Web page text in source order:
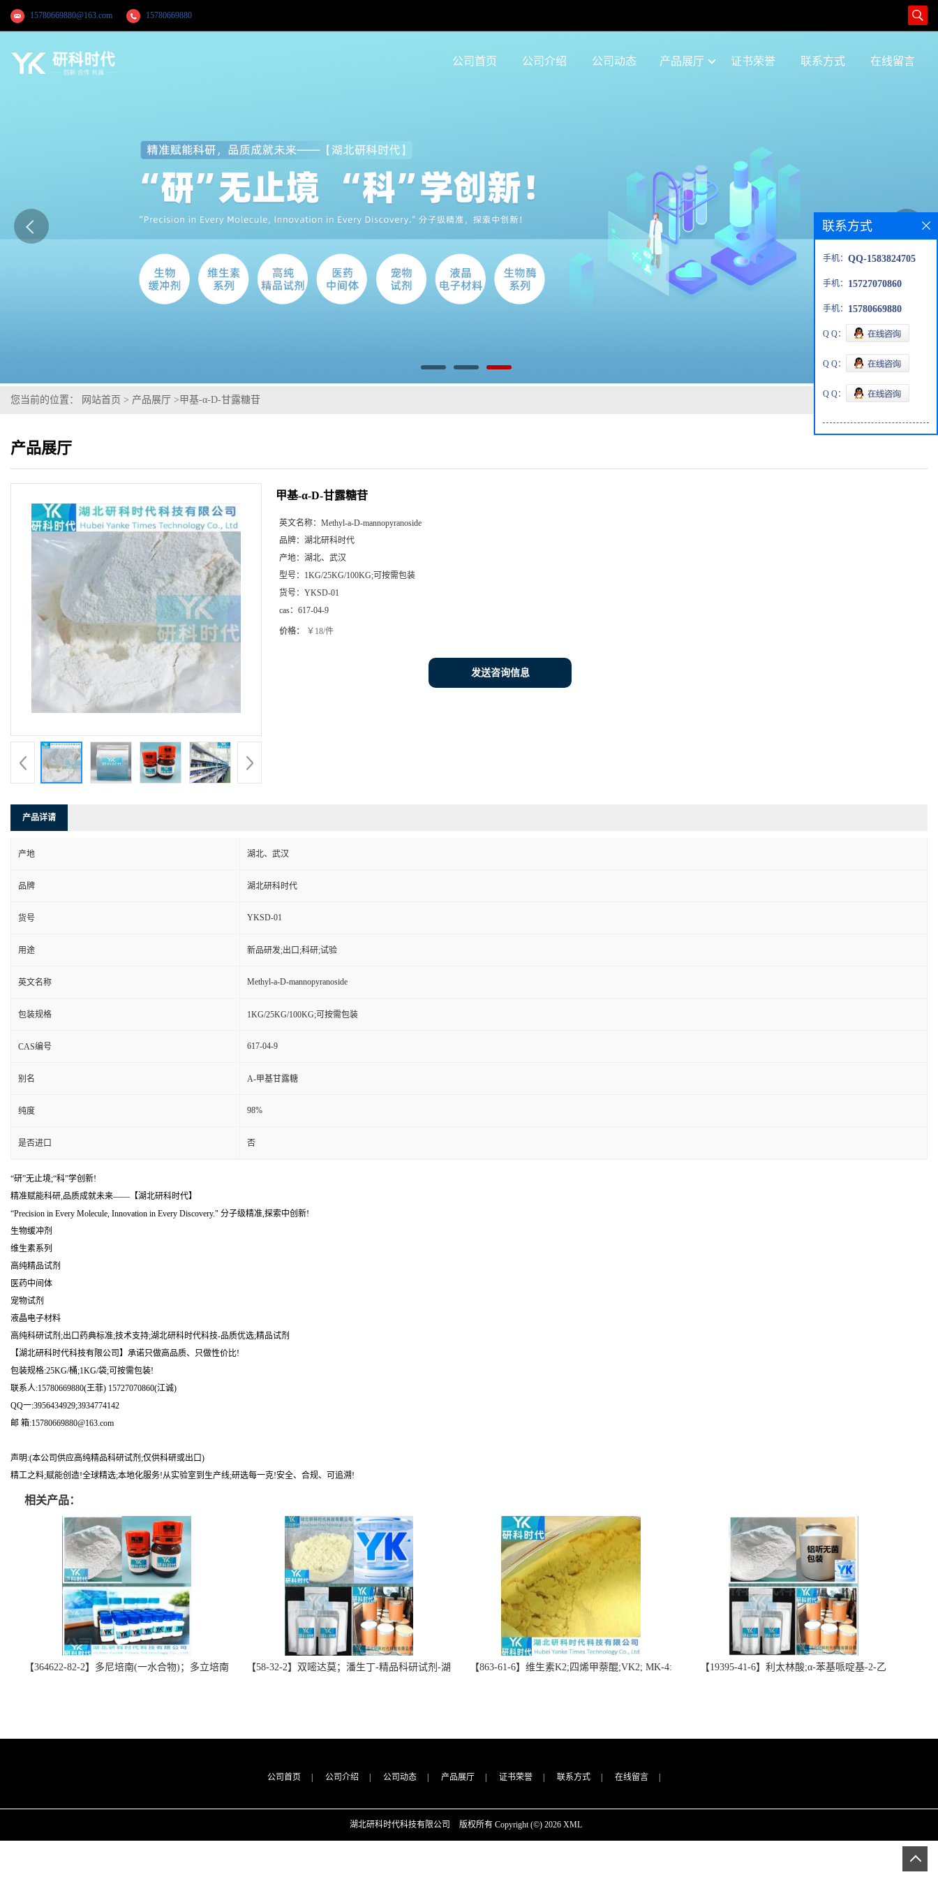
15780669880@163.com 15780669880
公司首页 公司介绍 公司动态 产品展厅 证书荣誉 联系方式 在线留言
您当前的位置： 网站首页 > 产品展厅 >甲基-α-D-甘露糖苷
产品展厅
甲基-α-D-甘露糖苷
英文名称： Methyl-a-D-mannopyranoside
品牌： 湖北研科时代
产地： 湖北、武汉
型号： 1KG/25KG/100KG;可按需包装
货号： YKSD-01
cas： 617-04-9
价格： ￥18/件
发送咨询信息
产品详请
产地 湖北、武汉
品牌 湖北研科时代
货号 YKSD-01
用途 新品研发;出口;科研;试验
英文名称 Methyl-a-D-mannopyranoside
包装规格 1KG/25KG/100KG;可按需包装
CAS编号 617-04-9
别名 Α-甲基甘露糖
纯度 98%
是否进口 否
“研”无止境;“科”学创新!
精准赋能科研,品质成就未来——【湖北研科时代】
“Precision in Every Molecule, Innovation in Every Discovery." 分子级精准,探索中创新!
生物缓冲剂
维生素系列
高纯精品试剂
医药中间体
宠物试剂
液晶电子材料
高纯科研试剂;出口药典标准;技术支持;湖北研科时代科技-品质优选;精品试剂
【湖北研科时代科技有限公司】承诺只做高品质、只做性价比!
包装规格:25KG/桶;1KG/袋;可按需包装!
联系人:15780669880(王菲) 15727070860(江诚)
QQ一:3956434929;3934774142
邮 箱:15780669880@163.com
声明:(本公司供应高纯精品科研试剂;仅供科研或出口)
精工之料;赋能创造!全球精选;本地化服务!从实验室到生产线;研选每一克!安全、合规、可追溯!
相关产品：
【364622-82-2】多尼培南(一水合物)；多立培南
【58-32-2】双嘧达莫；潘生丁-精品科研试剂-湖
【863-61-6】维生素K2;四烯甲萘醌;VK2; MK-4:
【19395-41-6】利太林酸;α-苯基哌啶基-2-乙
联系方式
手机： QQ-1583824705
手机： 15727070860
手机： 15780669880
Q Q：
Q Q：
Q Q：
公司首页 公司介绍 公司动态 产品展厅 证书荣誉 联系方式 在线留言
湖北研科时代科技有限公司 版权所有 Copyright (©) 2026 XML